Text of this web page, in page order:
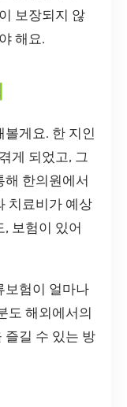
보장되지 않
해요.
게요. 한 지인
게 되었고, 그
한의원에서
치료비가 예상
보험이 있어
보험이 얼마나
도 해외에서의
즐길 수 있는 방